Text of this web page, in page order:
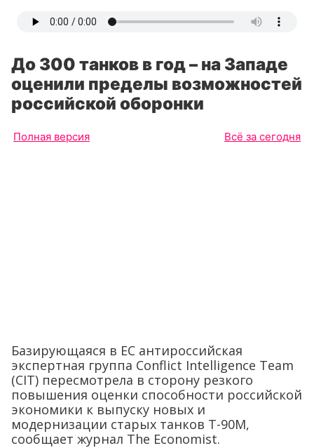
До 300 танков в год – на Западе
оценили пределы возможностей
российской оборонки
Полная версия Всё за сегодня
Базирующаяся в ЕС антироссийская
экспертная группа Conflict Intelligence Team
(CIT) пересмотрела в сторону резкого
повышения оценки способности российской
экономики к выпуску новых и
модернизации старых танков Т-90М,
сообщает журнал The Economist.